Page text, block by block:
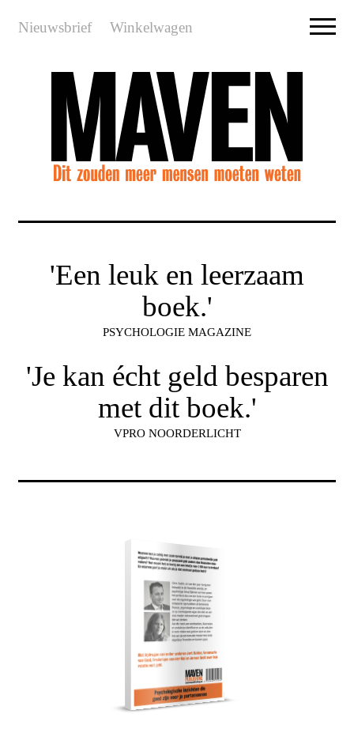
Nieuwsbrief Winkelwagen
'Een leuk en leerzaam
boek.'
PSYCHOLOGIE MAGAZINE
'Je kan écht geld besparen
met dit boek.'
VPRO NOORDERLICHT